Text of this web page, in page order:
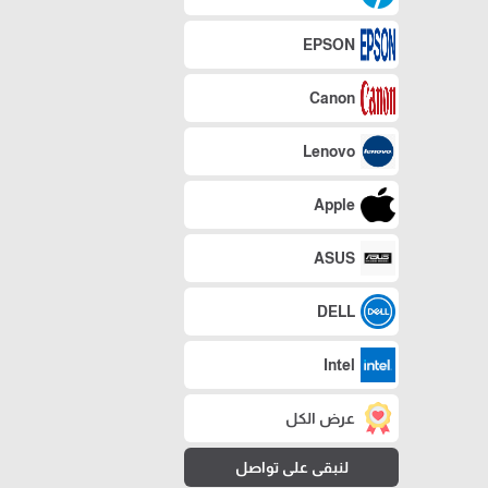
EPSON
Canon
Lenovo
Apple
ASUS
DELL
Intel
عرض الكل
لنبقى على تواصل